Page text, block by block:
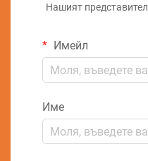
Нашият
Имейл
Име